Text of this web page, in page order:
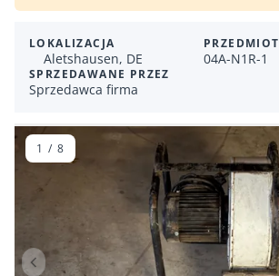
LOKALIZACJA
Aletshausen, DE
SPRZEDAWANE PRZEZ
Sprzedawca firma
PRZEDMIOT
04A-N1R-1
Poprzednia pozycja
1 / 8